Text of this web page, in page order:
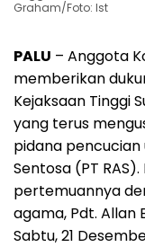
Graham/Foto: Ist
PALU – Anggota
memberikan
Kejaksaan Tinggi
yang terus
pidana pencucian
Sentosa (PT
pertemuannya
agama, Pdt. Allan
Sabtu, 21